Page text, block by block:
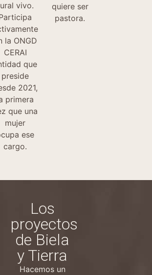
vivo.
la ONGD
CERAI
que
preside
2021,
primera
que una
mujer
ese
cargo.
quiere ser
pastora.
Los
proyectos
de Biela
y Tierra
Hacemos un